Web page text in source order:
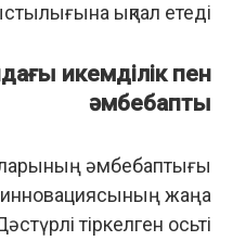
ықпал етеді.
икемділік пен
әмбебаптық
әмбебаптығы
жаңа
тіркелген осьті